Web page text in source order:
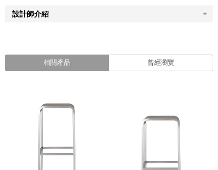
設計師介紹
相關產品 曾經瀏覽